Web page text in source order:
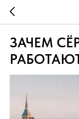
ЗАЧЕМ